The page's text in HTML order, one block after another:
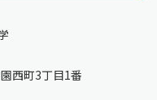
西町3丁目1番